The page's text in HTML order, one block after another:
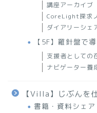
講座アーカイブ
CoreLight探求
ダイアリーシェ
【5F】羅針盤で
支援者としての
ナビゲーター養
【Villa】じぶんを
書籍・資料シェア